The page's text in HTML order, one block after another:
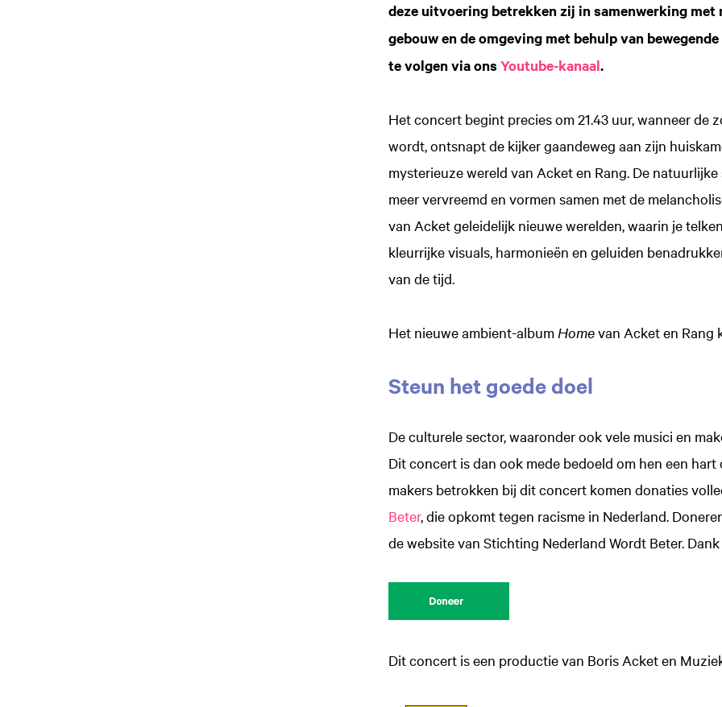
deze uitvoering betrekken zij in samenwerking
gebouw en de omgeving met behulp van
te volgen via ons Youtube-kanaal.
Het concert begint precies om 21.43 uur, wanneer
wordt, ontsnapt de kijker gaandeweg aan zijn
mysterieuze wereld van Acket en Rang. De
meer vervreemd en vormen samen met de
van Acket geleidelijk nieuwe werelden, waarin je
kleurrijke visuals, harmonieën en geluiden
van de tijd.
Het nieuwe ambient-album Homevan Acket en Rang
Steun het goede doel
De culturele sector, waaronder ook vele musici en
Dit concert is dan ook mede bedoeld om hen een
makers betrokken bij dit concert komen donaties
Beter, die opkomt tegen racisme in Nederland.
de website van Stichting Nederland Wordt Beter.
Dit concert is een productie van Boris Acket en